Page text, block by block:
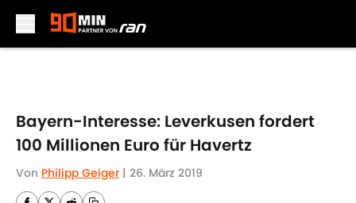
Bayern-Interesse: Leverkusen fordert
100 Millionen Euro für Havertz
Von Philipp Geiger | 26. März 2019